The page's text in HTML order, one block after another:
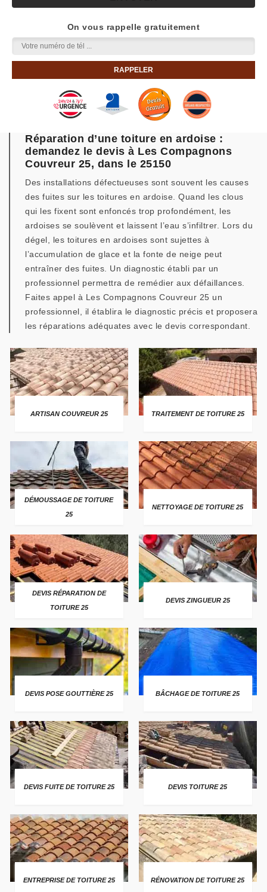
On vous rappelle gratuitement
Réparation d’une toiture en ardoise :
demandez le devis à Les Compagnons
Couvreur 25, dans le 25150
Des installations défectueuses sont souvent les causes
des fuites sur les toitures en ardoise. Quand les clous
qui les fixent sont enfoncés trop profondément, les
ardoises se soulèvent et laissent l’eau s’infiltrer. Lors du
dégel, les toitures en ardoises sont sujettes à
l’accumulation de glace et la fonte de neige peut
entraîner des fuites. Un diagnostic établi par un
professionnel permettra de remédier aux défaillances.
Faites appel à Les Compagnons Couvreur 25 un
professionnel, il établira le diagnostic précis et proposera
les réparations adéquates avec le devis correspondant.
ARTISAN COUVREUR 25 TRAITEMENT DE TOITURE 25
DÉMOUSSAGE DE TOITURE
25
NETTOYAGE DE TOITURE 25
DEVIS RÉPARATION DE
TOITURE 25
DEVIS ZINGUEUR 25
DEVIS POSE GOUTTIÈRE 25 BÂCHAGE DE TOITURE 25
DEVIS FUITE DE TOITURE 25 DEVIS TOITURE 25
ENTREPRISE DE TOITURE 25 RÉNOVATION DE TOITURE 25